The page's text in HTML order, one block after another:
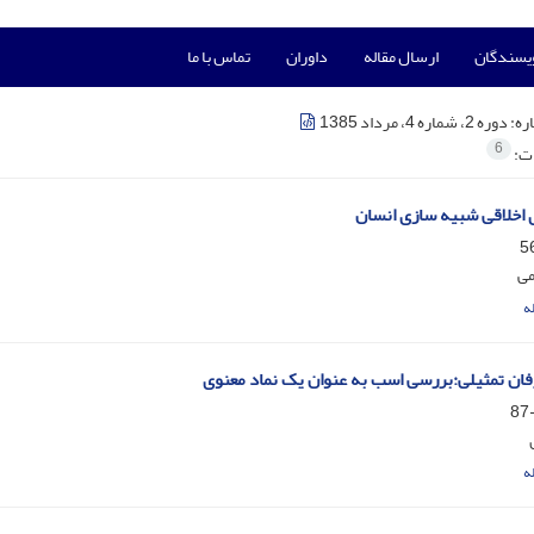
ارسال مقاله داوران تماس با ما
دوره 2، شماره 4، مرداد 1385
6
شبیه سازی انسان
تمثیلی:بررسی اسب به عنوان یک نماد معنوی